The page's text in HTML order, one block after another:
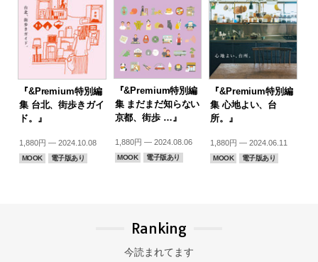
『&Premium特別編
集 台北、街歩きガイ
ド。』
1,880円 — 2024.10.08
MOOK 電子版あり
『&Premium特別編
集 まだまだ知らない
京都、街歩 …』
1,880円 — 2024.08.06
MOOK 電子版あり
『&Premium特別編
集 心地よい、台
所。』
1,880円 — 2024.06.11
MOOK 電子版あり
Ranking
今読まれてます